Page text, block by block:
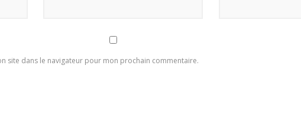
site dans le navigateur pour mon prochain commentaire.